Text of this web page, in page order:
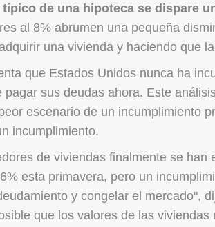
de una hipoteca se dispare
al 8% abrumen una pequeña
una vivienda y haciendo que
que Estados Unidos nunca ha
pagar sus deudas ahora. Este
escenario de un incumplimiento
incumplimiento.
de viviendas finalmente se han
esta primavera, pero un
y congelar el mercado",
que los valores de las